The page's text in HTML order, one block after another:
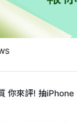
你來評! 抽iPhone